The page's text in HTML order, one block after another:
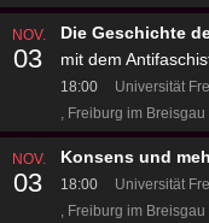
NOV.
03
Die Geschichte
mit dem
18:00 Universität
Freiburg im Breisgau
NOV.
03
Konsens und
18:00 Universität
Freiburg im Breisgau